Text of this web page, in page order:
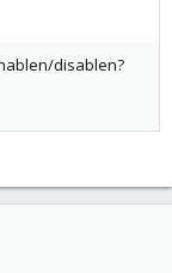
disablen?